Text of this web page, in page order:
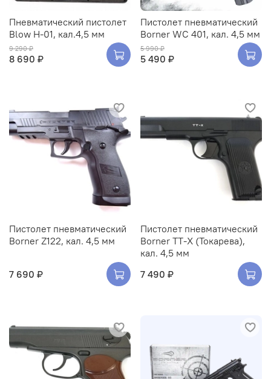
Пневматический пистолет
Blow H-01, кал.4,5 мм
9 290 ₽
8 690 ₽
Пистолет пневматический
Borner WC 401, кал. 4,5 мм
5 990 ₽
5 490 ₽
Пистолет пневматический
Borner Z122, кал. 4,5 мм
7 690 ₽
Пистолет пневматический
Borner ТТ-Х (Токарева),
кал. 4,5 мм
7 490 ₽